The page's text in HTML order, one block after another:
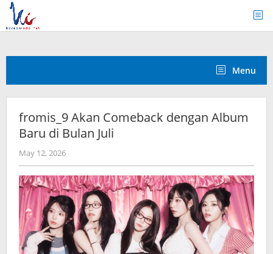
Skip
content
Menu
fromis_9 Akan Comeback dengan Album
Baru di Bulan Juli
May 12, 2026by
wndwnrt